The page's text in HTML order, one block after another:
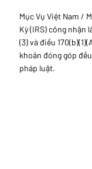
Mục Vụ Việt Nam /
Kỳ (IRS) công nhận
(3) và điều
khoản đóng góp
pháp luật.